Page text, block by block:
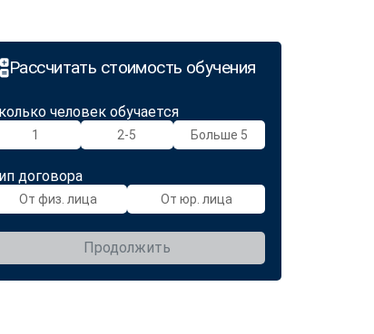
Рассчитать стоимость обучения
человек обучается
1 2-5 Больше 5
договора
От физ. лица От юр. лица
Продолжить